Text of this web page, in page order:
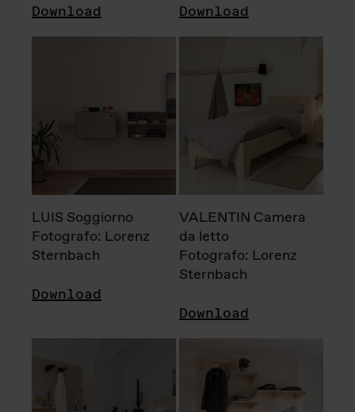
Download Download
LUIS Soggiorno
Fotografo: Lorenz
Sternbach
Download
VALENTIN Camera
da letto
Fotografo: Lorenz
Sternbach
Download